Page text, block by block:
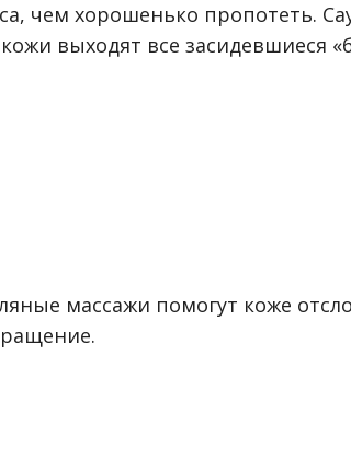
чем хорошенько пропотеть.
выходят все засидевшиеся
массажи помогут коже